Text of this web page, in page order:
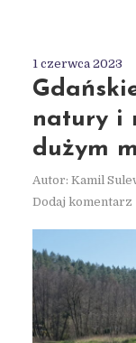
1 czerwca 2023
natury i
dużym
Autor: Kamil
Dodaj komentarz